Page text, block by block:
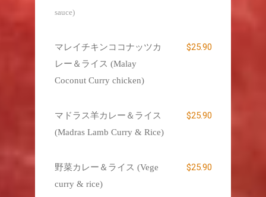
sauce)
マレイチキンココナッツカ
レー＆ライス (Malay
Coconut Curry chicken)
$25.90
マドラス羊カレー＆ライス
(Madras Lamb Curry & Rice)
$25.90
野菜カレー＆ライス (Vege
curry & rice)
$25.90